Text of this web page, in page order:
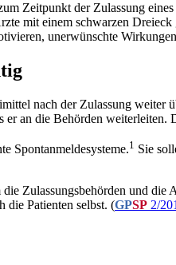
Zeitpunkt der Zulassung
mit einem schwarzen Dreieck
unerwünschte
nach der Zulassung
an die Behörden
Spontanmeldesysteme.1 Sie
Zulassungsbehörden und die
die Patienten selbst. (GPSP 2/